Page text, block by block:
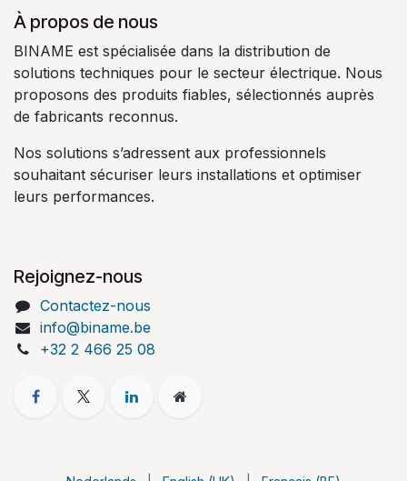
À propos de nous
BINAME est spécialisée dans la distribution de
solutions techniques pour le secteur électrique. Nous
proposons des produits fiables, sélectionnés auprès
de fabricants reconnus.
Nos solutions s’adressent aux professionnels
souhaitant sécuriser leurs installations et optimiser
leurs performances.
Rejoignez-nous
Contactez-nous
info@biname.be
+32 2 466 25 08